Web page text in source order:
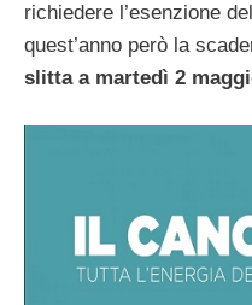
richiedere l’esenzione del
quest’anno però la
slitta a martedì 2